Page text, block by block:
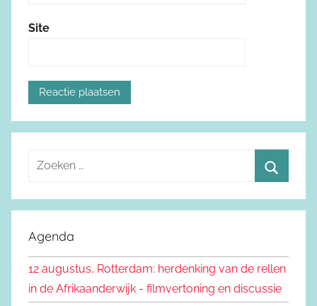
Site
e
e
n
o
e
n
Agenda
12 augustus, Rotterdam: herdenking van de rellen
in de Afrikaanderwijk - filmvertoning en discussie